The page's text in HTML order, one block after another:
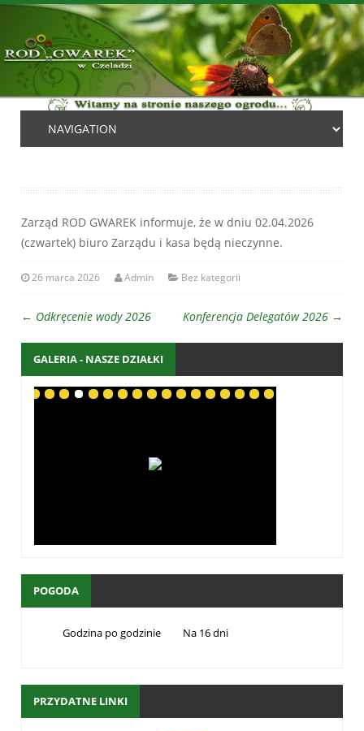
Zarząd ROD GWAREK informuje, że w dniu 02.04.2026
(czwartek) biuro Zarządu i kasa będą nieczynne.
26 marca 2026 Admin Bez kategorii
← Odkręcenie wody 2026 Konferencja Delegatów 2026 →
GALERIA - NASZE DZIAŁKI
POGODA
Godzina po godzinie Na 16 dni
PRZYDATNE LINKI